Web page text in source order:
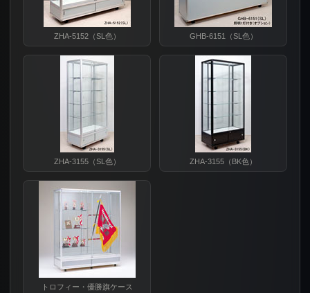
ZHA-5152（SL色） GHB-6151（SL色）
ZHA-3155（SL色） ZHA-3155（BK色）
トロフィー・優勝旗ケース